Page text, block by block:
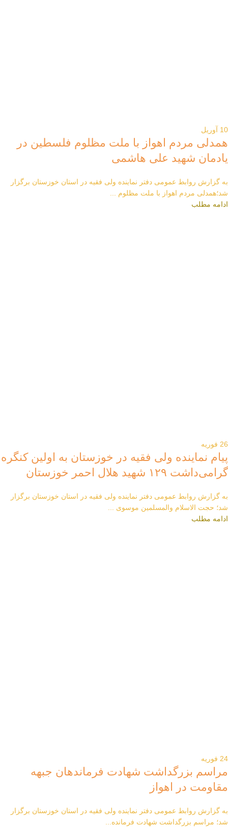
10 آوریل
همدلی مردم اهواز با ملت مظلوم فلسطین در
یادمان شهید علی هاشمی
به گزارش روابط عمومی دفتر نماینده ولی فقیه در استان خوزستان برگزار
شد؛همدلی مردم اهواز با ملت مظلوم ...
ادامه مطلب
26 فوریه
پیام نماینده ولی فقیه در خوزستان به اولین کنگره
گرامی‌داشت ۱۲۹ شهید هلال احمر خوزستان
به گزارش روابط عمومی دفتر نماینده ولی فقیه در استان خوزستان برگزار
شد؛ حجت الاسلام والمسلمین موسوی ...
ادامه مطلب
24 فوریه
مراسم بزرگداشت شهادت فرماندهان جبهه‌
مقاومت در اهواز
به گزارش روابط عمومی دفتر نماینده ولی فقیه در استان خوزستان برگزار
شد؛ مراسم بزرگداشت شهادت فرمانده...